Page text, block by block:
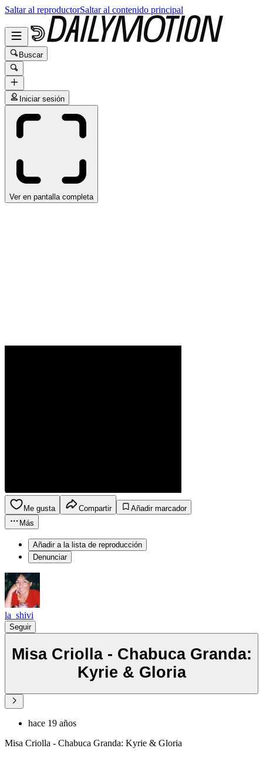
Saltar al reproductorSaltar al contenido principal
Buscar
Iniciar sesión
Ver en pantalla completa
Me gusta Compartir
Añadir marcador
Más
Añadir a la lista de reproducción
Denunciar
la_shivi
Seguir
Misa Criolla - Chabuca Granda:
Kyrie & Gloria
hace 19 años
Misa Criolla - Chabuca Granda: Kyrie & Gloria